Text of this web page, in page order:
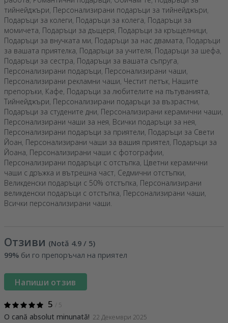
тийнейджъри, Персонализирани подаръци за тийнейджъри,
Подаръци за колеги, Подаръци за колега, Подаръци за
момичета, Подаръци за дъщеря, Подаръци за кръщелници,
Подаръци за внучката ми, Подаръци за нас двамата, Подаръци
за вашата приятелка, Подаръци за учителя, Подаръци за шефа,
Подаръци за сестра, Подаръци за вашата съпруга,
Персонализирани подаръци, Персонализирани чаши,
Персонализирани рекламни чаши, Честит петък, Нашите
препоръки, Кафе, Подаръци за любителите на пътуванията,
Тийнейджъри, Персонализирани подаръци за възрастни,
Подаръци за студените дни, Персонализирани керамични чаши,
Персонализирани чаши за нея, Всички подаръци за нея,
Персонализирани подаръци за приятели, Подаръци за Свети
Йоан, Персонализирани чаши за вашия приятел, Подаръци за
Йоана, Персонализирани чаши с фотографии,
Персонализирани подаръци с отстъпка, Цветни керамични
чаши с дръжка и вътрешна част, Седмични отстъпки,
Великденски подаръци с 50% отстъпка, Персонализирани
великденски подаръци с отстъпка, Персонализирани чаши,
Всички персонализирани чаши.
Отзиви (Notă 4.9 / 5)
99% би го препоръчал на приятел
Напиши отзив
5 / 5
O cană absolut minunată! 22 Декември 2025